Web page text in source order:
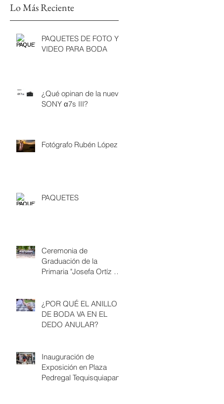
Lo Más Reciente
PAQUETES DE FOTO Y
VIDEO PARA BODA
¿Qué opinan de la nueva
SONY α7s III?
Fotógrafo Rubén López
PAQUETES
Ceremonia de
Graduación de la
Primaria "Josefa Ortíz de
¿POR QUÉ EL ANILLO
DE BODA VA EN EL
DEDO ANULAR?
Inauguración de
Exposición en Plaza
Pedregal Tequisquiapan